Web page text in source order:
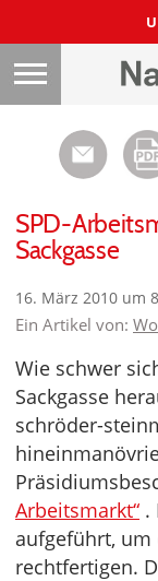
SPD-
Sackgasse
16. März 2010 um
Ein Artikel von:
Wie schwer
Sackgasse
schröder-
Arbeitsmarkt“ .
aufgeführt, um
rechtfertigen.